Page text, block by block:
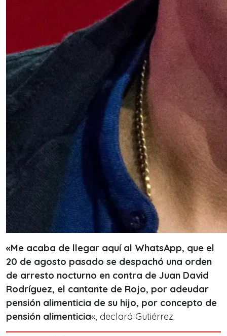
«Me acaba de llegar aquí al WhatsApp, que el
20 de agosto pasado se despachó una orden
de arresto nocturno en contra de Juan David
Rodríguez, el cantante de Rojo, por adeudar
pensión alimenticia de su hijo, por concepto de
pensión alimenticia«, declaró Gutiérrez.